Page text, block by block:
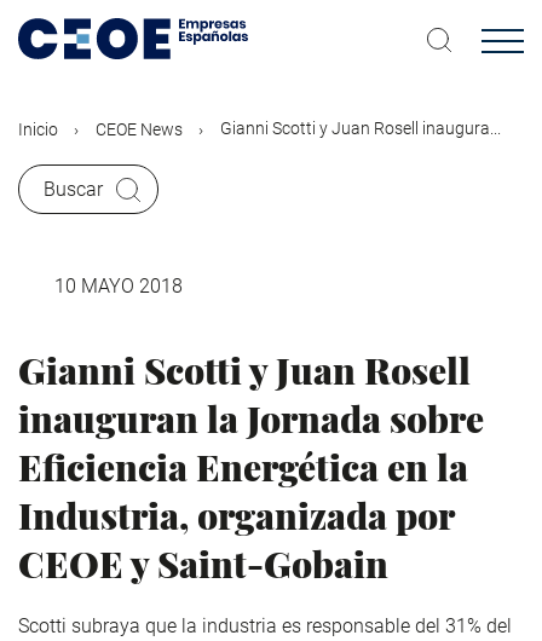
contenido
Inicio CEOE News Gianni Scotti y Juan Rosell inaugura...
Buscar
10 MAYO 2018
Gianni Scotti y Juan Rosell
inauguran la Jornada sobre
Eficiencia Energética en la
Industria, organizada por
CEOE y Saint-Gobain
Scotti subraya que la industria es responsable del 31% del